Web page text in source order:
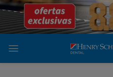
emDental
Cremer -
Henry Schein
Laboratório
Laboratório